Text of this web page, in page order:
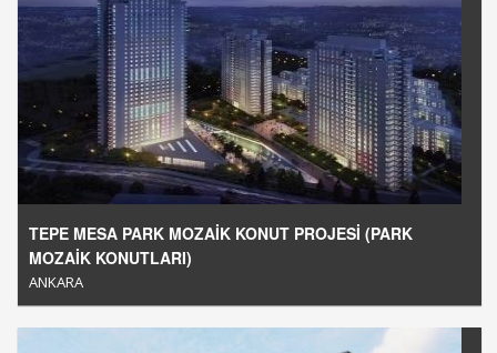
TEPE MESA PARK MOZAİK KONUT PROJESİ (PARK
MOZAİK KONUTLARI)
ANKARA